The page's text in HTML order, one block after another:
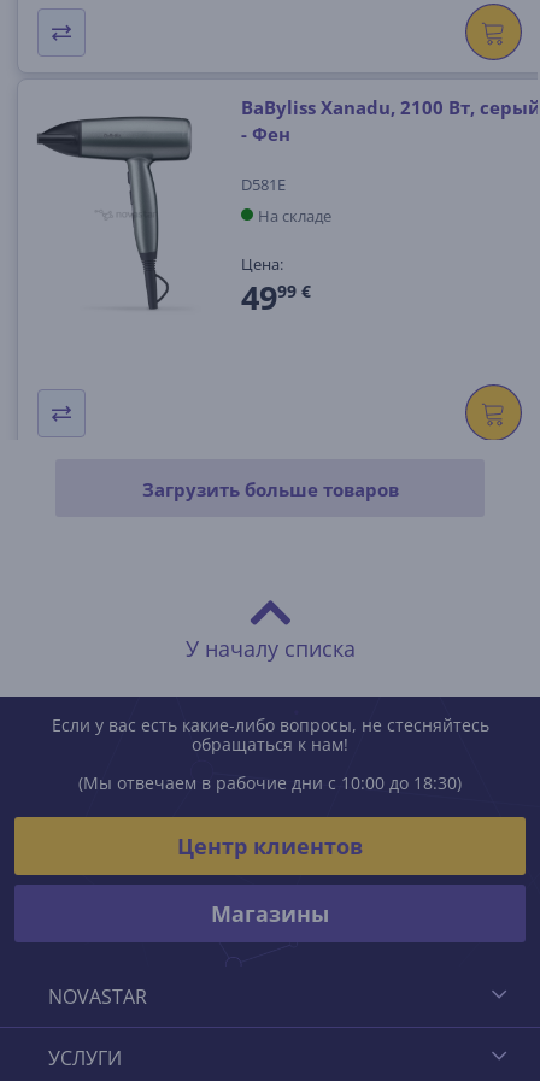
BaByliss Xanadu, 2100 Вт, серый
- Фен
D581E
На складе
Цена:
4999 €
Загрузить больше товаров
У началу списка
NOVASTAR
УСЛУГИ
Если у вас есть какие-либо вопросы, не стесняйтесь
обращаться к нам!
(Мы отвечаем в рабочие дни с 10:00 до 18:30)
Центр клиентов
Магазины